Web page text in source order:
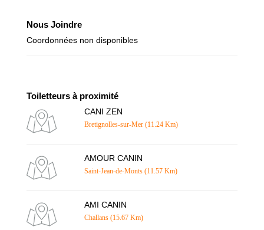
Nous Joindre
Coordonnées non disponibles
Toiletteurs à proximité
CANI ZEN
Bretignolles-sur-Mer (11.24 Km)
AMOUR CANIN
Saint-Jean-de-Monts (11.57 Km)
AMI CANIN
Challans (15.67 Km)